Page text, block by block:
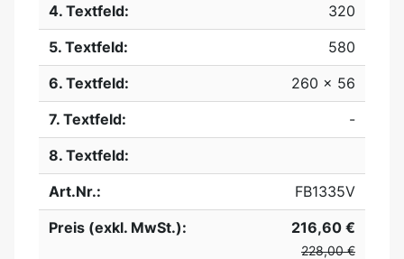
4. Textfeld:
320
5. Textfeld:
580
6. Textfeld:
260 x 56
7. Textfeld:
-
8. Textfeld:
Art.Nr.:
FB1335V
Preis (exkl. MwSt.):
216,60 €
228,00 €